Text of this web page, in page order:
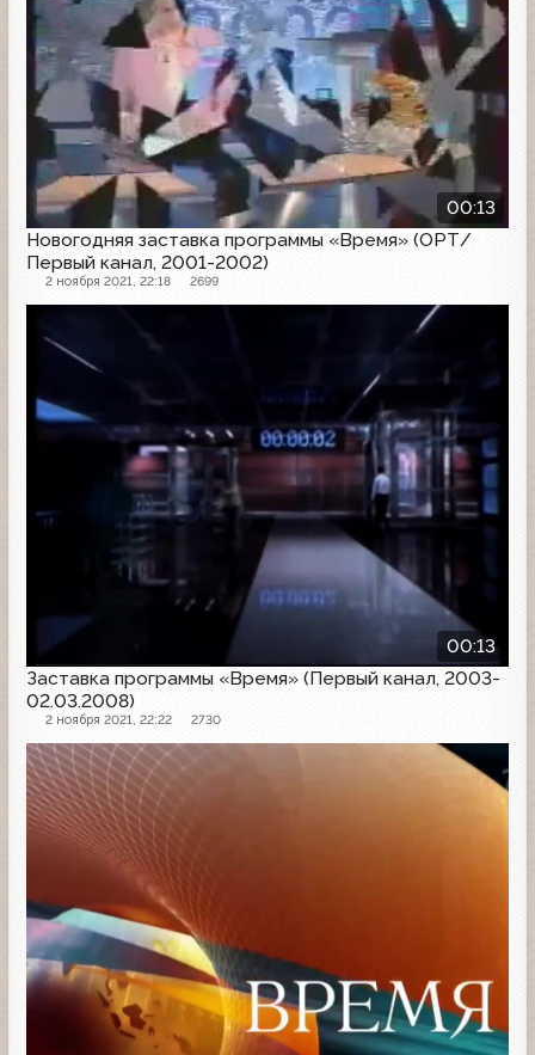
00:13
Новогодняя заставка программы «Время» (ОРТ/
Первый канал, 2001-2002)
2 ноября 2021, 22:18 2699
00:13
Заставка программы «Время» (Первый канал, 2003-
02.03.2008)
2 ноября 2021, 22:22 2730
Заставка программы